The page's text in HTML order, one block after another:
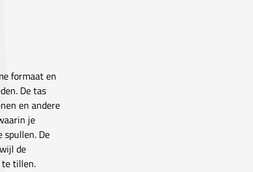
formaat en
De tas
en andere
je
spullen. De
de
te tillen.